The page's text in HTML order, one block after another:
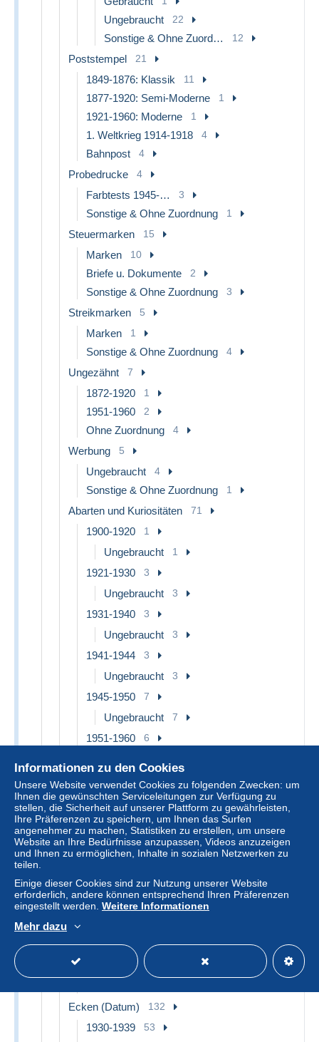
Ungebraucht 22
Sonstige & Ohne Zuordnung 12
Poststempel 21
1849-1876: Klassik 11
1877-1920: Semi-Moderne 1
1921-1960: Moderne 1
1. Weltkrieg 1914-1918 4
Bahnpost 4
Probedrucke 4
Farbtests 1945-… 3
Sonstige & Ohne Zuordnung 1
Steuermarken 15
Marken 10
Briefe u. Dokumente 2
Sonstige & Ohne Zuordnung 3
Streikmarken 5
Marken 1
Sonstige & Ohne Zuordnung 4
Ungezähnt 7
1872-1920 1
1951-1960 2
Ohne Zuordnung 4
Werbung 5
Ungebraucht 4
Sonstige & Ohne Zuordnung 1
Abarten und Kuriositäten 71
1900-1920 1
Ungebraucht 1
1921-1930 3
Ungebraucht 3
1931-1940 3
Ungebraucht 3
1941-1944 3
Ungebraucht 3
1945-1950 7
Ungebraucht 7
1951-1960 6
1961-1970 14
Ungebraucht 14
1971-1980 8
Ungebraucht 8
1981-1990
Ungebraucht 17
1991-2000 3
2001-2010
Ungebraucht
Ecken (Datum) 132
1930-1939 53
Informationen zu den Cookies
Unsere Website verwendet Cookies zu folgenden Zwecken: um
Ihnen die gewünschten Serviceleitungen zur Verfügung zu
stellen, die Sicherheit auf unserer Plattform zu gewährleisten,
Ihre Präferenzen zu speichern, um Ihnen das Surfen
angenehmer zu machen, Statistiken zu erstellen, um unsere
Website an Ihre Bedürfnisse anzupassen, Videos anzuzeigen
und Ihnen zu ermöglichen, Inhalte in sozialen Netzwerken zu
teilen.
Einige dieser Cookies sind zur Nutzung unserer Website
erforderlich, andere können entsprechend Ihren Präferenzen
eingestellt werden. Weitere Informationen
Mehr dazu